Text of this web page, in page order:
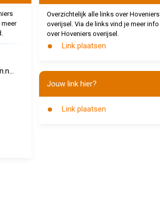
Overzichtelijk alle links over Hoveniers
overijsel. Via de links vind je meer info
over Hoveniers overijsel.
Link plaatsen
Jouw link hier?
Link plaatsen